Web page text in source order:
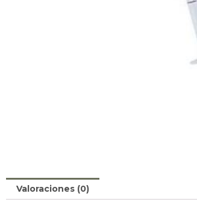
Valoraciones (0)